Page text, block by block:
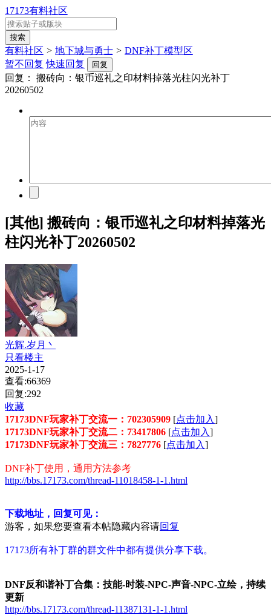
17173有料社区
有料社区 > 地下城与勇士 > DNF补丁模型区
暂不回复 快速回复 回复
回复：
搬砖向：银币巡礼之印材料掉落光柱闪光补丁
20260502
[其他] 搬砖向：银币巡礼之印材料掉落光
柱闪光补丁20260502
光辉.岁月丶
只看楼主
2025-1-17
查看:66369
回复:292
收藏
17173DNF玩家补丁交流一：702305909 [点击加入]
17173DNF玩家补丁交流二：73417806 [点击加入]
17173DNF玩家补丁交流三：7827776 [点击加入]
DNF补丁使用，通用方法参考
http://bbs.17173.com/thread-11018458-1-1.html
下载地址，回复可见：
游客，如果您要查看本帖隐藏内容请回复
17173所有补丁群的群文件中都有提供分享下载。
DNF反和谐补丁合集：技能-时装-NPC-声音-NPC-立绘，持续
更新
http://bbs.17173.com/thread-11387131-1-1.html